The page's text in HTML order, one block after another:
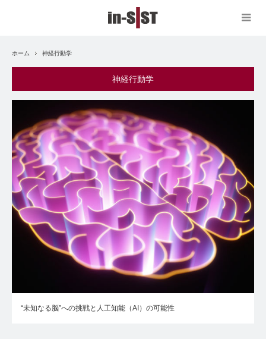
ホーム 神経行動学
神経行動学
“未知なる脳”への挑戦と人工知能（AI）の可能性